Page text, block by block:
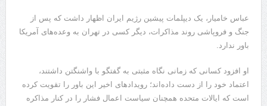
عباس خامیار، یک دیپلمات پیشین رژیم ایران اظهار داشت که پس از
جنگ و فروپاشی روند مذاکرات، دیگر کسی در تهران به وعده‌های آمریکا
باور ندارد.
او افزود کسانی که زمانی نگاه مثبتی به گفتگو با واشنگتن داشتند،
اعتماد خود را از دست داده‌اند؛ رویدادهای اخیر این باور را تقویت کرده
است که ایالات متحده همچنان سیاست اعمال فشار را در کنار مذاکره